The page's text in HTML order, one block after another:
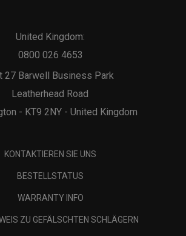
27 Barwell Business Park
Leatherhead Road
- KT9 2NY - United Kingdom
United Kingdom:
0800 026 4653
KONTAKTIEREN SIE UNS
BESTELLSTATUS
WARRANTY INFO
ZU GEFÄLSCHTEN SCHLÄGERN